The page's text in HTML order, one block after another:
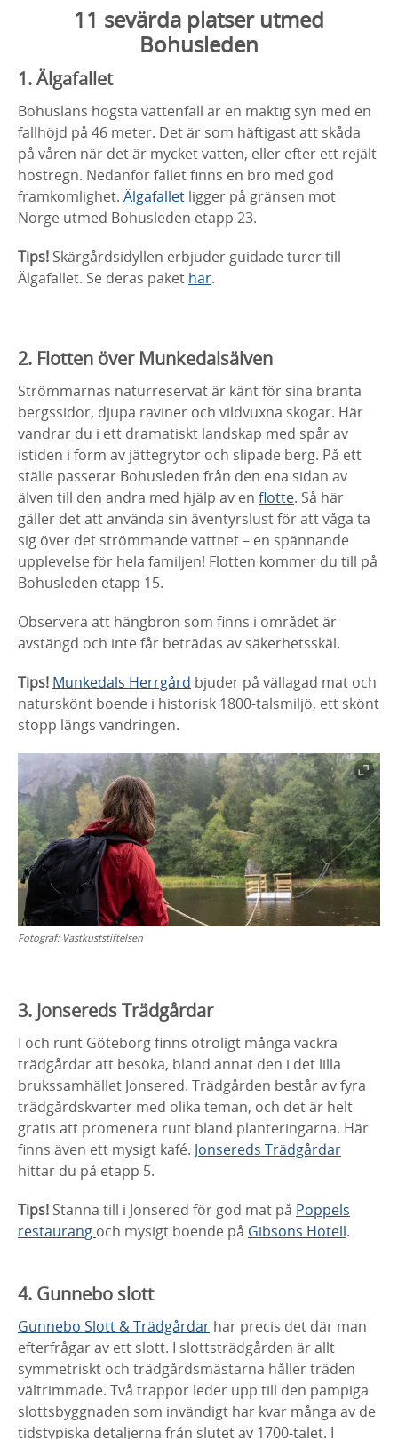
11 sevärda platser utmed
Bohusleden
1. Älgafallet
Bohusläns högsta vattenfall är en mäktig syn med en
fallhöjd på 46 meter. Det är som häftigast att skåda
på våren när det är mycket vatten, eller efter ett rejält
höstregn. Nedanför fallet finns en bro med god
framkomlighet. Älgafallet ligger på gränsen mot
Norge utmed Bohusleden etapp 23.
Tips! Skärgårdsidyllen erbjuder guidade turer till
Älgafallet. Se deras paket här.
2. Flotten över Munkedalsälven
Strömmarnas naturreservat är känt för sina branta
bergssidor, djupa raviner och vildvuxna skogar. Här
vandrar du i ett dramatiskt landskap med spår av
istiden i form av jättegrytor och slipade berg. På ett
ställe passerar Bohusleden från den ena sidan av
älven till den andra med hjälp av en flotte. Så här
gäller det att använda sin äventyrslust för att våga ta
sig över det strömmande vattnet – en spännande
upplevelse för hela familjen! Flotten kommer du till på
Bohusleden etapp 15.
Observera att hängbron som finns i området är
avstängd och inte får beträdas av säkerhetsskäl.
Tips! Munkedals Herrgård bjuder på vällagad mat och
naturskönt boende i historisk 1800-talsmiljö, ett skönt
stopp längs vandringen.
Fotograf: Vastkuststiftelsen
3. Jonsereds Trädgårdar
I och runt Göteborg finns otroligt många vackra
trädgårdar att besöka, bland annat den i det lilla
brukssamhället Jonsered. Trädgården består av fyra
trädgårdskvarter med olika teman, och det är helt
gratis att promenera runt bland planteringarna. Här
finns även ett mysigt kafé. Jonsereds Trädgårdar
hittar du på etapp 5.
Tips! Stanna till i Jonsered för god mat på Poppels
restaurang och mysigt boende på Gibsons Hotell.
4. Gunnebo slott
Gunnebo Slott & Trädgårdar har precis det där man
efterfrågar av ett slott. I slottsträdgården är allt
symmetriskt och trädgårdsmästarna håller träden
vältrimmade. Två trappor leder upp till den pampiga
slottsbyggnaden som invändigt har kvar många av de
tidstypiska detaljerna från slutet av 1700-talet. I